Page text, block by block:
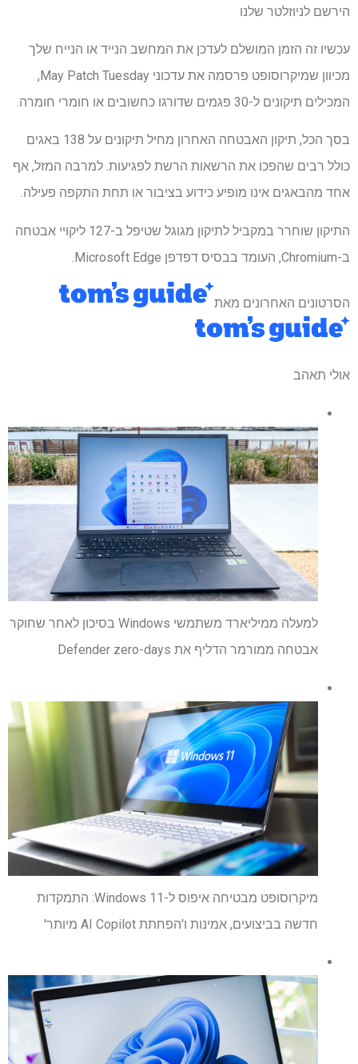
הירשם לניוזלטר שלנו
עכשיו זה הזמן המושלם לעדכן את המחשב הנייד או הנייח שלך
מכיוון שמיקרוסופט פרסמה את עדכוני May Patch Tuesday,
המכילים תיקונים ל-30 פגמים שדורגו כחשובים או חומרי חומרה.
בסך הכל, תיקון האבטחה האחרון מחיל תיקונים על 138 באגים
כולל רבים שהפכו את הרשאות הרשת לפגיעות. למרבה המזל, אף
אחד מהבאגים אינו מופיע כידוע בציבור או תחת התקפה פעילה.
התיקון שוחרר במקביל לתיקון מגוגל שטיפל ב-127 ליקויי אבטחה
ב-Chromium, העומד בבסיס דפדפן Microsoft Edge.
הסרטונים האחרונים מאת
אולי תאהב
למעלה ממיליארד משתמשי Windows בסיכון לאחר שחוקר
אבטחה ממורמר הדליף את Defender zero-days
מיקרוסופט מבטיחה איפוס ל-Windows 11: התמקדות
חדשה בביצועים, אמינות ו'הפחתת AI Copilot מיותר'